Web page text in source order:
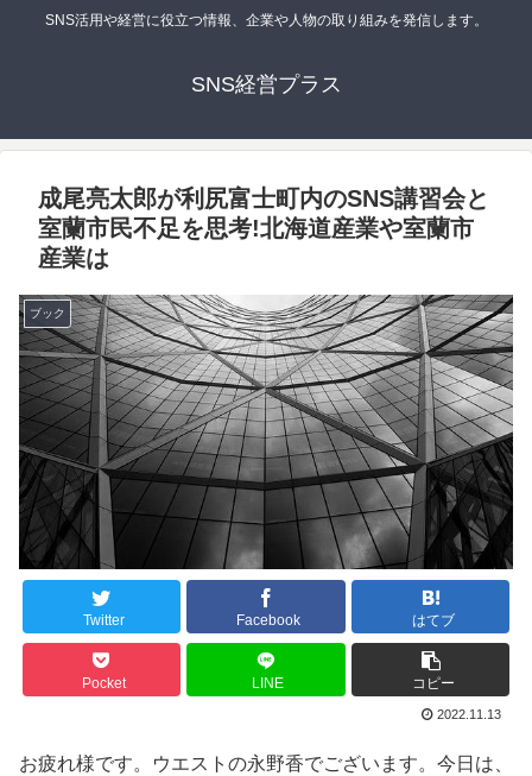
SNS活用や経営に役立つ情報、企業や人物の取り組みを発信します。
SNS経営プラス
成尾亮太郎が利尻富士町内のSNS講習会と
室蘭市民不足を思考!北海道産業や室蘭市
産業は
ブック
Twitter Facebook はてブ
Pocket LINE コピー
2022.11.13
お疲れ様です。ウエストの永野香でございます。今日は、